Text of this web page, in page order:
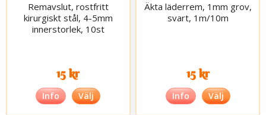
Remavslut, rostfritt
kirurgiskt stål, 4-5mm
innerstorlek, 10st
15 kr
Info Välj
Äkta läderrem, 1mm grov,
svart, 1m/10m
15 kr
Info Välj